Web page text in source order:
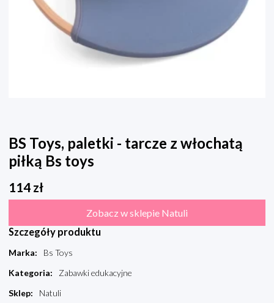
BS Toys, paletki - tarcze z włochatą
piłką Bs toys
114 zł
Zobacz w sklepie Natuli
Szczegóły produktu
Marka:
Bs Toys
Kategoria:
Zabawki edukacyjne
Sklep:
Natuli